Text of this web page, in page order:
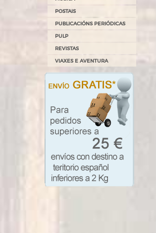
POSTAIS
PUBLICACIÓNS PERIÓDICAS
PULP
REVISTAS
VIAXES E AVENTURA